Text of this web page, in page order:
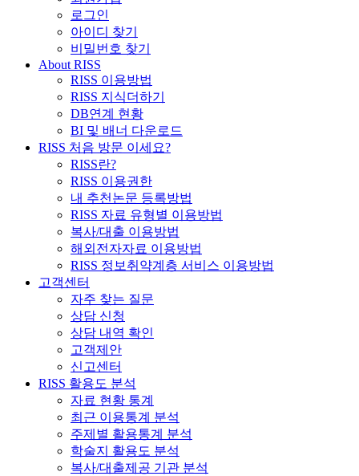
로그인
아이디 찾기
비밀번호 찾기
About RISS
RISS 이용방법
RISS 지식더하기
DB연계 현황
BI 및 배너 다운로드
RISS 처음 방문 이세요?
RISS란?
RISS 이용권한
내 추천논문 등록방법
RISS 자료 유형별 이용방법
복사/대출 이용방법
해외전자자료 이용방법
RISS 정보취약계층 서비스 이용방법
고객센터
자주 찾는 질문
상담 신청
상담 내역 확인
고객제안
신고센터
RISS 활용도 분석
자료 현황 통계
최근 이용통계 분석
주제별 활용통계 분석
학술지 활용도 분석
복사/대출제공 기관 분석